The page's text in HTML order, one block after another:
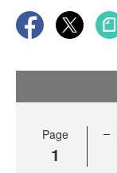
Page
1